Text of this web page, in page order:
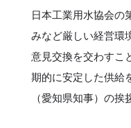
日本工業用水協会の
みなど厳しい経営環
意見交換を交わすこ
期的に安定した供給
（愛知県知事）の